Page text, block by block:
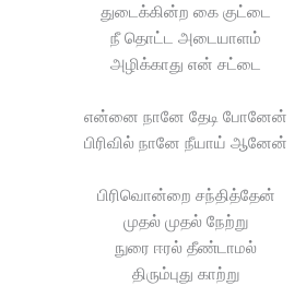
துடைக்கின்ற கை குட்டை
நீ தொட்ட அடையாளம்
அழிக்காது என் சட்டை
என்னை நானே தேடி போனேன்
பிரிவில் நானே நீயாய் ஆனேன்
பிரிவொன்றை சந்தித்தேன்
முதல் முதல் நேற்று
நுரை ஈரல் தீண்டாமல்
திரும்புது காற்று